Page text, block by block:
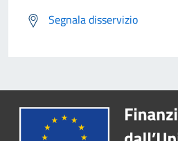
Segnala disservizio